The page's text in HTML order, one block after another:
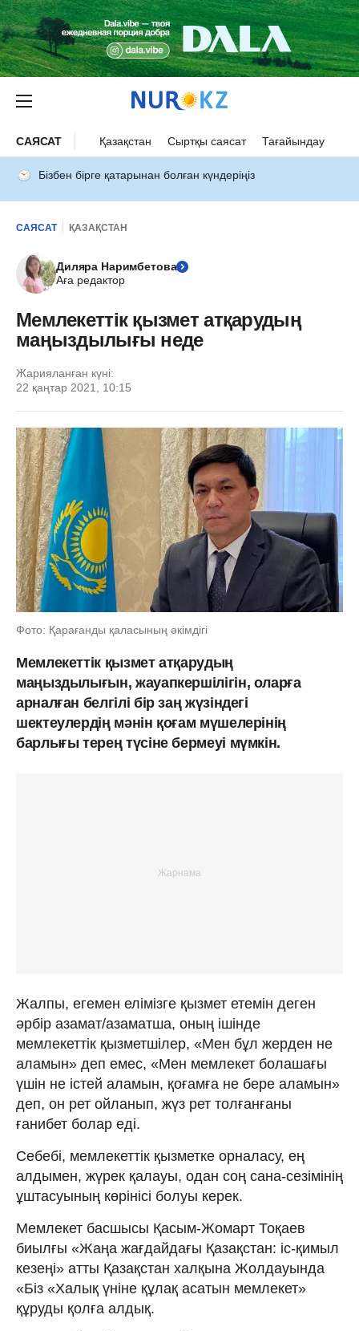
САЯСАТ Қазақстан Сыртқы саясат Тағайындау
Бізбен бірге қатарынан болған күндеріңіз
САЯСАТ ҚАЗАҚСТАН
Диляра Наримбетова
Аға редактор
Мемлекеттік қызмет атқарудың
маңыздылығы неде
Жарияланған күні:
22 қаңтар 2021, 10:15
Фото: Қарағанды қаласының әкімдігі
Мемлекеттік қызмет атқарудың
маңыздылығын, жауапкершілігін, оларға
арналған белгілі бір заң жүзіндегі
шектеулердің мәнін қоғам мүшелерінің
барлығы терең түсіне бермеуі мүмкін.
Жалпы, егемен елімізге қызмет етемін деген
әрбір азамат/азаматша, оның ішінде
мемлекеттік қызметшілер, «Мен бұл жерден не
аламын» деп емес, «Мен мемлекет болашағы
үшін не істей аламын, қоғамға не бере аламын»
деп, он рет ойланып, жүз рет толғанғаны
ғанибет болар еді.
Себебі, мемлекеттік қызметке орналасу, ең
алдымен, жүрек қалауы, одан соң сана-сезімінің
ұштасуының көрінісі болуы керек.
Мемлекет басшысы Қасым-Жомарт Тоқаев
биылғы «Жаңа жағдайдағы Қазақстан: іс-қимыл
кезеңі» атты Қазақстан халқына Жолдауында
«Біз «Халық үніне құлақ асатын мемлекет»
құруды қолға алдық.